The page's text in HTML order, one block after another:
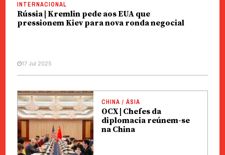
INTERNACIONAL
Rússia | Kremlin pede aos EUA que
pressionem Kiev para nova ronda negocial
17 Jul 2025
CHINA / ÁSIA
OCX | Chefes da
diplomacia reúnem-se
na China